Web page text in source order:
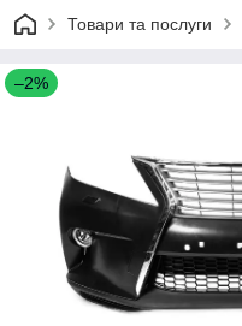
Товари та послуги
–2%